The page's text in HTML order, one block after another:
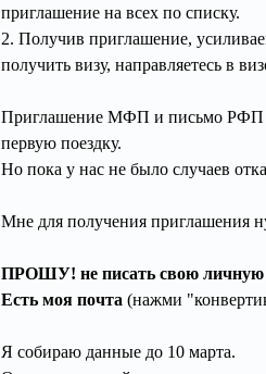
приглашение на всех по списку.
2. Получив приглашение,
получить визу, направляетесь в
Приглашение МФП и письмо РФП
первую поездку.
Но пока у нас не было случаев
Мне для получения приглашения
ПРОШУ! не писать свою личную
Есть моя почта (нажми
Я собираю данные до 10 марта.